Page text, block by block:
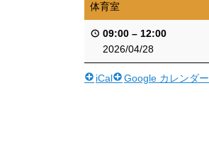
体育室
09:00 – 12:00
2026/04/28
iCal Google カレンダー